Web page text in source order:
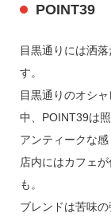
POINT39
目黒通りには洒
す。
目黒通りのオシ
中、POINT39は
アンティークな感
店内にはカフェ
も。
ブレンドは苦味の